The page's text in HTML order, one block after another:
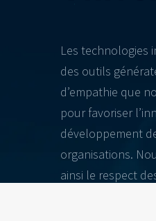
Les technologies
des outils
d’empathie que
pour favoriser
développement
organisations.
ainsi le respect